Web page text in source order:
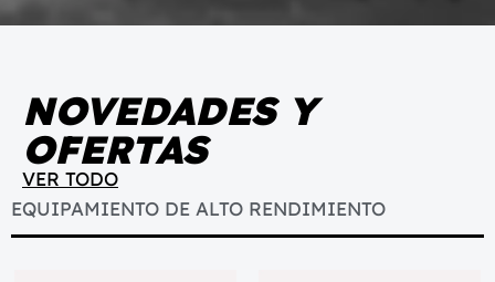
NOVEDADES Y
OFERTAS
VER TODO
EQUIPAMIENTO DE ALTO RENDIMIENTO